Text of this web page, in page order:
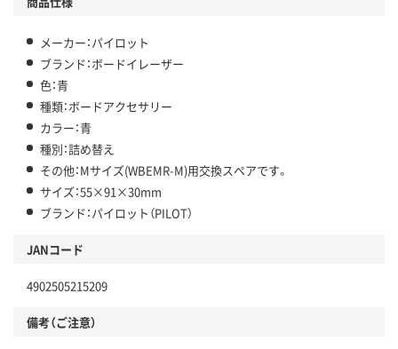
メーカー：パイロット
ブランド：ボードイレーザー
色：青
種類：ボードアクセサリー
カラー：青
種別：詰め替え
その他：Mサイズ(WBEMR-M)用交換スペアです。
サイズ：55×91×30mm
ブランド：パイロット（PILOT）
JANコード
4902505215209
備考（ご注意）